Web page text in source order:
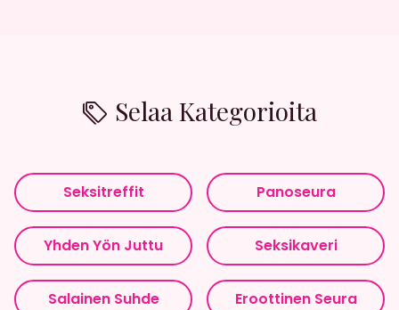
Selaa Kategorioita
Seksitreffit Panoseura
Yhden Yön Juttu Seksikaveri
Salainen Suhde Eroottinen Seura